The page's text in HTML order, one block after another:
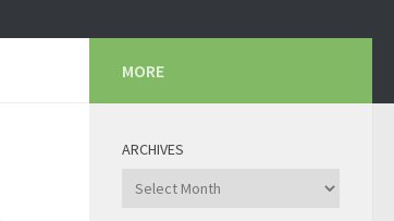
MORE
ARCHIVES
Archives